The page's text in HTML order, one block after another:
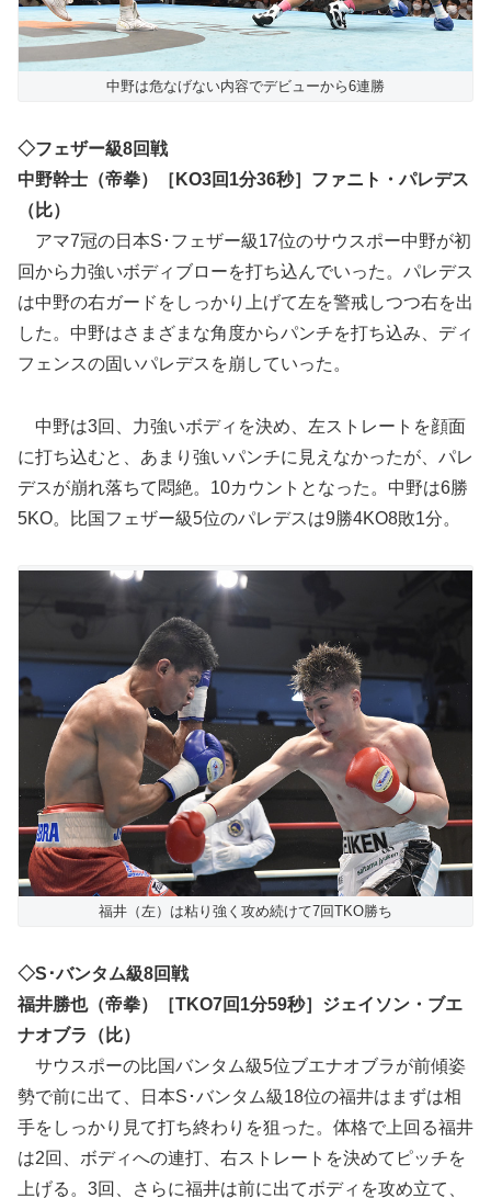
中野は危なげない内容でデビューから6連勝
◇フェザー級8回戦
中野幹士（帝拳）［KO3回1分36秒］ファニト・パレデス
（比）
アマ7冠の日本S･フェザー級17位のサウスポー中野が初
回から力強いボディブローを打ち込んでいった。パレデス
は中野の右ガードをしっかり上げて左を警戒しつつ右を出
した。中野はさまざまな角度からパンチを打ち込み、ディ
フェンスの固いパレデスを崩していった。
中野は3回、力強いボディを決め、左ストレートを顔面
に打ち込むと、あまり強いパンチに見えなかったが、パレ
デスが崩れ落ちて悶絶。10カウントとなった。中野は6勝
5KO。比国フェザー級5位のパレデスは9勝4KO8敗1分。
福井（左）は粘り強く攻め続けて7回TKO勝ち
◇S･バンタム級8回戦
福井勝也（帝拳）［TKO7回1分59秒］ジェイソン・ブエ
ナオブラ（比）
サウスポーの比国バンタム級5位ブエナオブラが前傾姿
勢で前に出て、日本S･バンタム級18位の福井はまずは相
手をしっかり見て打ち終わりを狙った。体格で上回る福井
は2回、ボディへの連打、右ストレートを決めてピッチを
上げる。3回、さらに福井は前に出てボディを攻め立て、